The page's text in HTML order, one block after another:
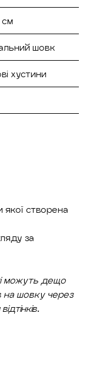
шовк
хустини
якої створена
за
можуть дещо
на шовку через